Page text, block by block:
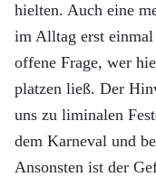
hielten. Auch eine
im Alltag erst
offene Frage, wer
platzen ließ. Der
uns zu liminalen
dem Karneval und
Ansonsten ist der